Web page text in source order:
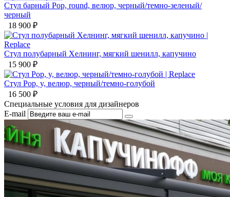
Стул барный Рор, round, велюр, черный/темно-зеленый/
черный
18 900 ₽
Стул полубарный Хелнинг, мягкий шенилл, капучино
15 900 ₽
Стул Рор, y, велюр, черный/темно-голубой
16 500 ₽
Специальные условия для дизайнеров
E-mail